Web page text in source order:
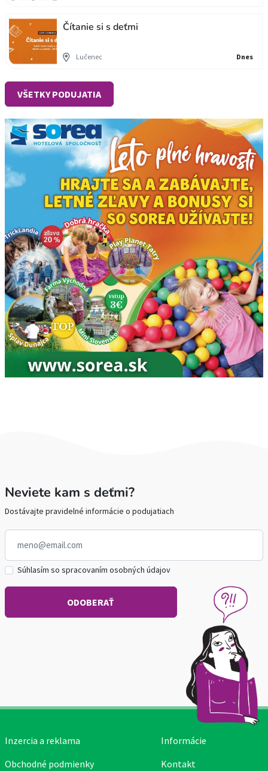
Čítanie si s deťmi
Lučenec Dnes
VŠETKY PODUJATIA
Neviete kam s deťmi?
Dostávajte pravidelné informácie o podujatiach
Súhlasím so spracovaním osobných údajov
Inzercia a reklama
Obchodné podmienky
Informácie
Kontakt